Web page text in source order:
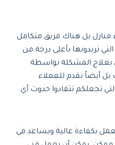
منازل بل هناك فريق متكامل
تريدونها بأعلى درجة من
بعلاج المشكلة بواسطة
أيضاً نقدم للعملاء
تجعلكم تتفادوا حدوث أي
بكفاءة عالية ويساعد في